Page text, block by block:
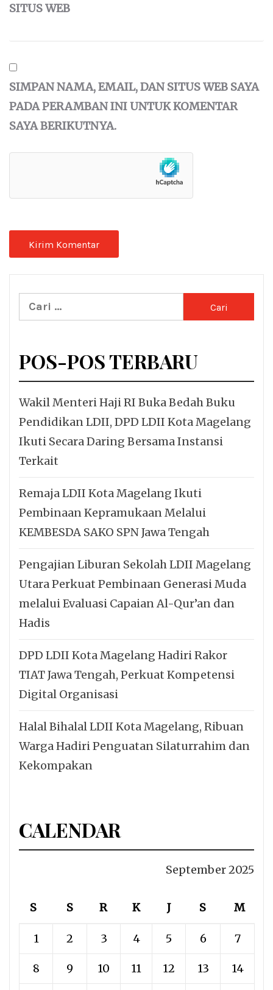
SITUS WEB
SIMPAN NAMA, EMAIL, DAN SITUS WEB SAYA
PADA PERAMBAN INI UNTUK KOMENTAR
SAYA BERIKUTNYA.
Cari
untuk:
POS-POS TERBARU
Wakil Menteri Haji RI Buka Bedah Buku
Pendidikan LDII, DPD LDII Kota Magelang
Ikuti Secara Daring Bersama Instansi
Terkait
Remaja LDII Kota Magelang Ikuti
Pembinaan Kepramukaan Melalui
KEMBESDA SAKO SPN Jawa Tengah
Pengajian Liburan Sekolah LDII Magelang
Utara Perkuat Pembinaan Generasi Muda
melalui Evaluasi Capaian Al-Qur’an dan
Hadis
DPD LDII Kota Magelang Hadiri Rakor
TIAT Jawa Tengah, Perkuat Kompetensi
Digital Organisasi
Halal Bihalal LDII Kota Magelang, Ribuan
Warga Hadiri Penguatan Silaturrahim dan
Kekompakan
CALENDAR
September 2025
S S R K J S M
1 2 3 4 5 6 7
8 9 10 11 12 13 14